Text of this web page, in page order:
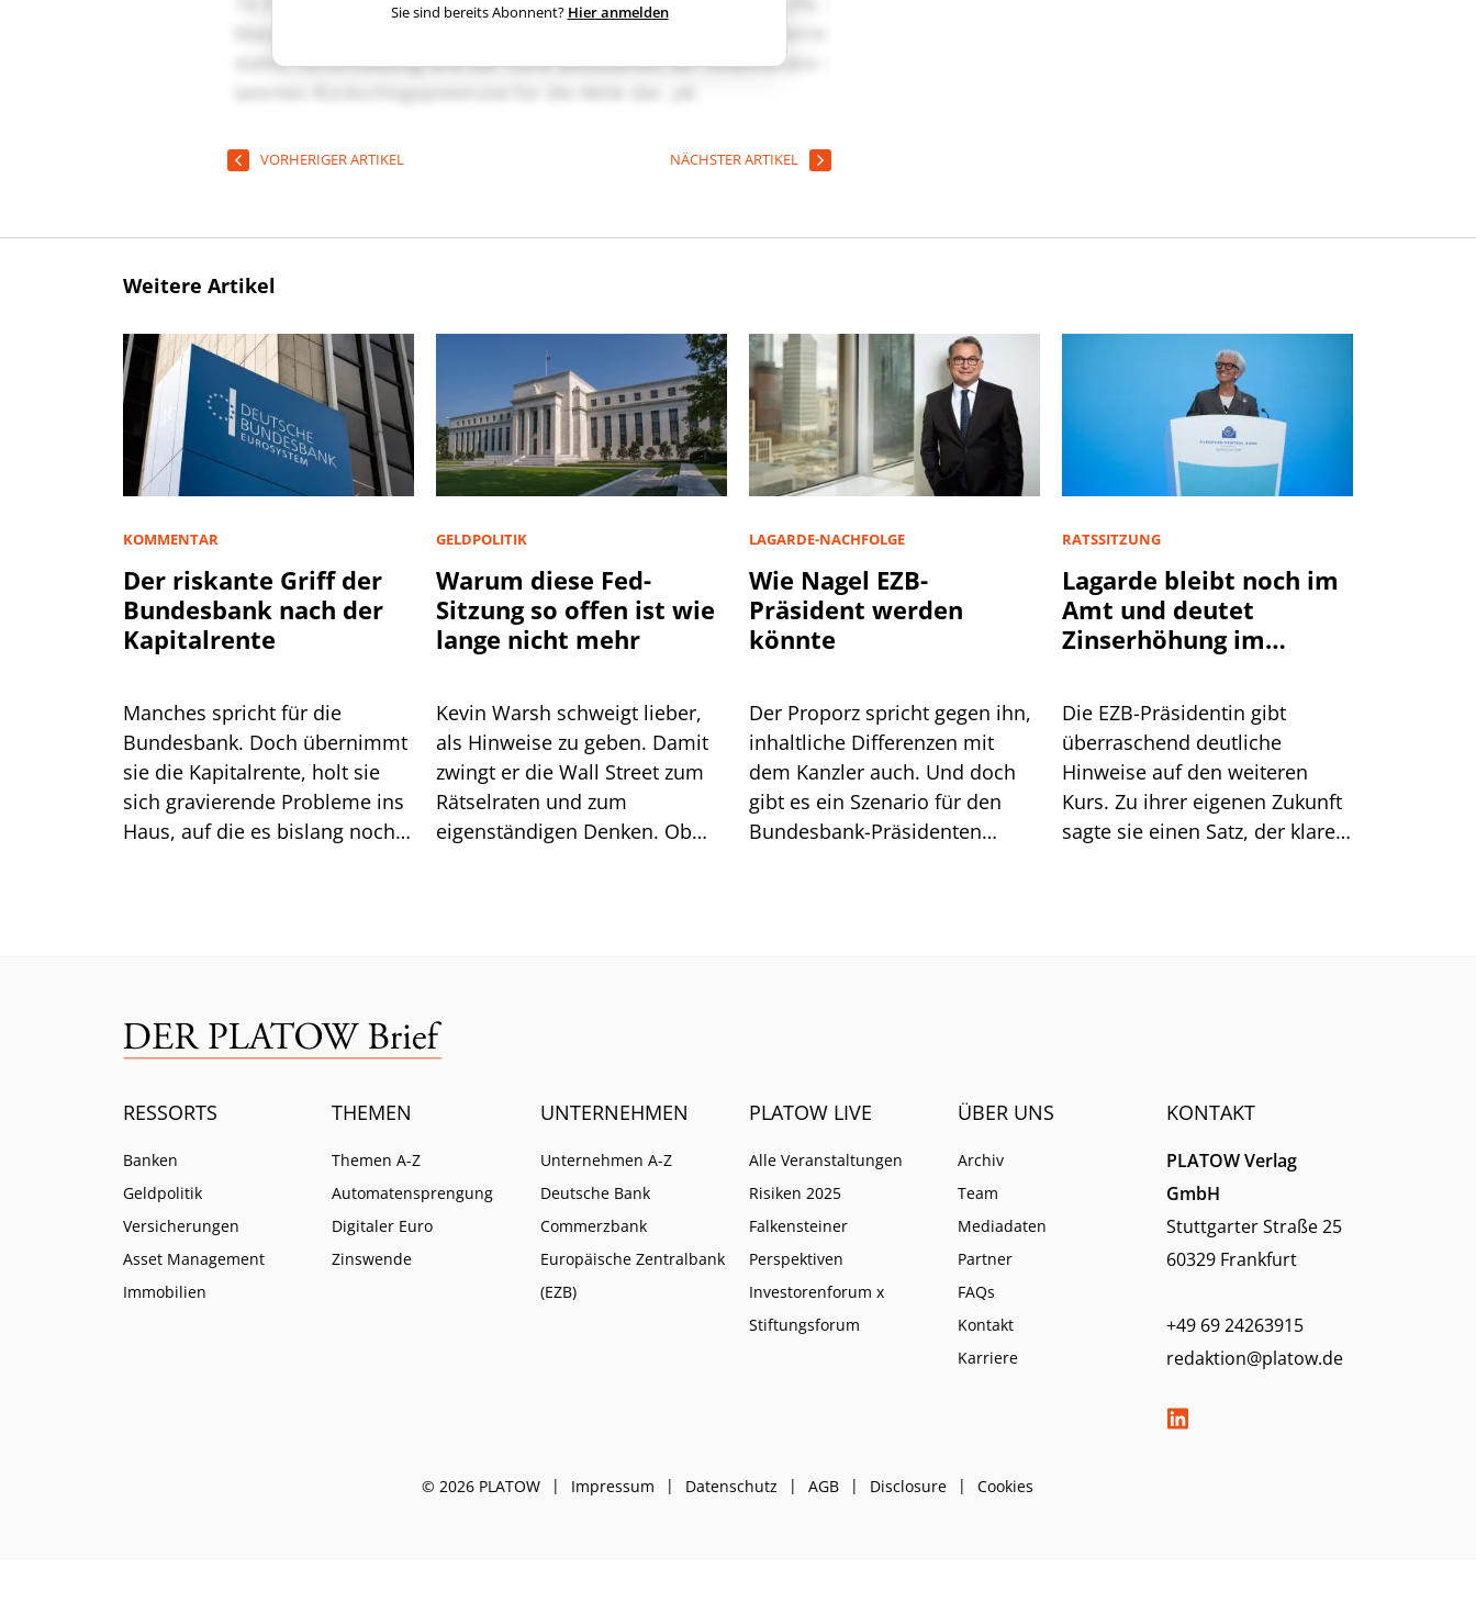
Sie sind bereits Abonnent? Hier anmelden
VORHERIGER ARTIKEL NÄCHSTER ARTIKEL
Weitere Artikel
KOMMENTAR
Der riskante Griff der
Bundesbank nach der
Kapitalrente
Manches spricht für die
Bundesbank. Doch übernimmt
sie die Kapitalrente, holt sie
sich gravierende Probleme ins
Haus, auf die es bislang noch
GELDPOLITIK
Warum diese Fed-
Sitzung so offen ist wie
lange nicht mehr
Kevin Warsh schweigt lieber,
als Hinweise zu geben. Damit
zwingt er die Wall Street zum
Rätselraten und zum
eigenständigen Denken. Ob
LAGARDE-NACHFOLGE
Wie Nagel EZB-
Präsident werden
könnte
Der Proporz spricht gegen ihn,
inhaltliche Differenzen mit
dem Kanzler auch. Und doch
gibt es ein Szenario für den
Bundesbank-Präsidenten
RATSSITZUNG
Lagarde bleibt noch im
Amt und deutet
Zinserhöhung im
Die EZB-Präsidentin gibt
überraschend deutliche
Hinweise auf den weiteren
Kurs. Zu ihrer eigenen Zukunft
sagte sie einen Satz, der klarer
RESSORTS
Banken
Geldpolitik
Versicherungen
Asset Management
Immobilien
THEMEN
Themen A-Z
Automatensprengung
Digitaler Euro
Zinswende
UNTERNEHMEN
Unternehmen A-Z
Deutsche Bank
Commerzbank
Europäische Zentralbank
(EZB)
PLATOW LIVE
Alle Veranstaltungen
Risiken 2025
Falkensteiner
Perspektiven
Investorenforum x
Stiftungsforum
ÜBER UNS
Archiv
Team
Mediadaten
Partner
FAQs
Kontakt
Karriere
KONTAKT
PLATOW Verlag
GmbH
Stuttgarter Straße 25
60329 Frankfurt
+49 69 24263915
redaktion@platow.de
© 2026 PLATOW Impressum Datenschutz AGB Disclosure Cookies